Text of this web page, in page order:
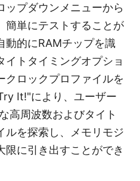
ップダウンメニューから
簡単にテストすることが
動的にRAMチップを識
イトタイミングオプショ
クロックプロファイルを
It!"により、ユーザー
高周波数およびタイト
ルを探索し、メモリモジ
限に引き出すことができ